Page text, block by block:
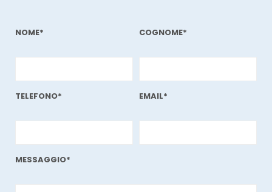
NOME* COGNOME*
TELEFONO* EMAIL*
MESSAGGIO*